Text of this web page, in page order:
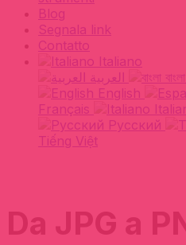
Blog
Segnala link
Contatto
Italiano
বাংলা
English
Français
Русский
Tiếng Việt
Da JPG a